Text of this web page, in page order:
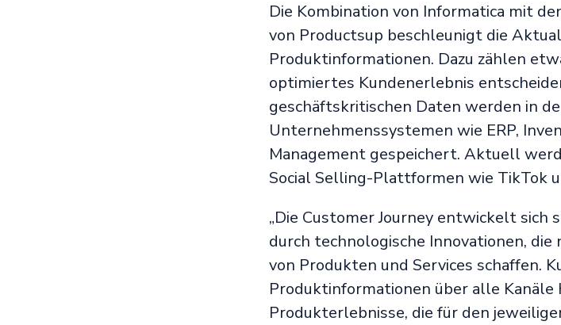
Die Kombination von Informatica mit
von Productsup beschleunigt die
Produktinformationen. Dazu zählen
optimiertes Kundenerlebnis
geschäftskritischen Daten werden in
Unternehmenssystemen wie ERP,
Management gespeichert. Aktuell
Social Selling-Plattformen wie TikTok
„Die Customer Journey entwickelt
durch technologische Innovationen,
von Produkten und Services schaffen.
Produktinformationen über alle
Produkterlebnisse, die für den